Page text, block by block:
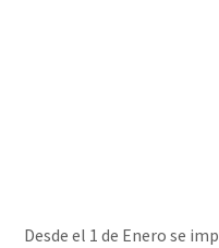
Desde el 1 de Enero se